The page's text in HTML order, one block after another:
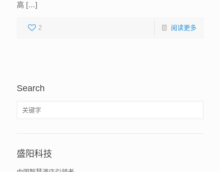
高 […]
2 阅读更多
Search
盛阳科技